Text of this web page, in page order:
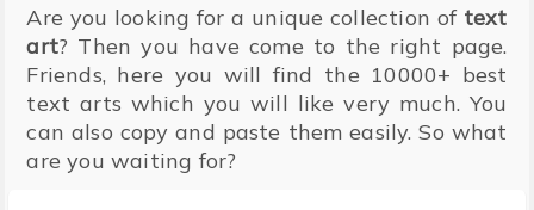
Are you looking for a unique collection of text
art? Then you have come to the right page.
Friends, here you will find the 10000+ best
text arts which you will like very much. You
can also copy and paste them easily. So what
are you waiting for?